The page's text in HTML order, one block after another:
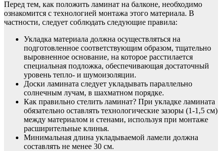
Перед тем, как положить ламинат на балконе, необходимо
ознакомится с технологией монтажа этого материала. В
частности, следует соблюдать следующие правила:
Укладка материала должна осуществляться на
подготовленное соответствующим образом, тщательно
выровненное основание, на которое расстилается
специальная подложка, обеспечивающая достаточный
уровень тепло- и шумоизоляции.
Доски ламината следует укладывать параллельно
солнечным лучам, в шахматном порядке.
Как правильно стелить ламинат? При укладке ламината
обязательно оставлять технологические зазоры (1-1,5 см)
между материалом и стенами, используя при монтаже
расширительные клинья.
Минимальная длина укладываемой ламели должна
составлять не менее 30 см.